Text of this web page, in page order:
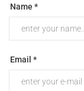
Name *
Email *